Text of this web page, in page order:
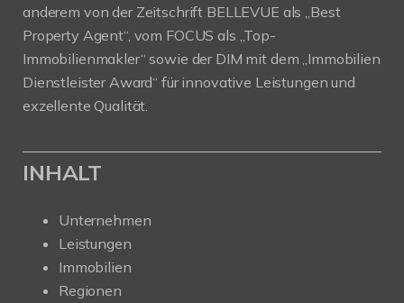
anderem von der Zeitschrift BELLEVUE als „Best
Property Agent“, vom FOCUS als „Top-
Immobilienmakler“ sowie der DIM mit dem „Immobilien
Dienstleister Award“ für innovative Leistungen und
exzellente Qualität.
INHALT
Unternehmen
Leistungen
Immobilien
Regionen